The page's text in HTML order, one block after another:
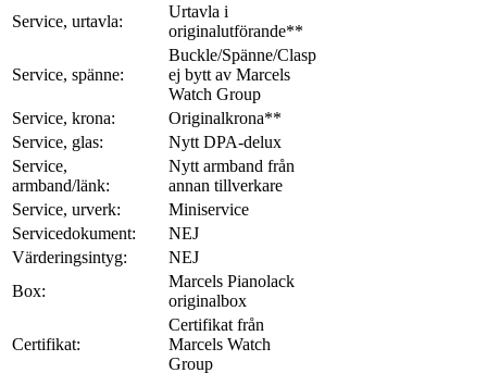
Service, urtavla:
Urtavla i
originalutförande**
Service, spänne:
Buckle/Spänne/Clasp
ej bytt av Marcels
Watch Group
Service, krona:
Originalkrona**
Service, glas:
Nytt DPA-delux
Service,
armband/länk:
Nytt armband från
annan tillverkare
Service, urverk:
Miniservice
Servicedokument:
NEJ
Värderingsintyg:
NEJ
Box:
Marcels Pianolack
originalbox
Certifikat:
Certifikat från
Marcels Watch
Group